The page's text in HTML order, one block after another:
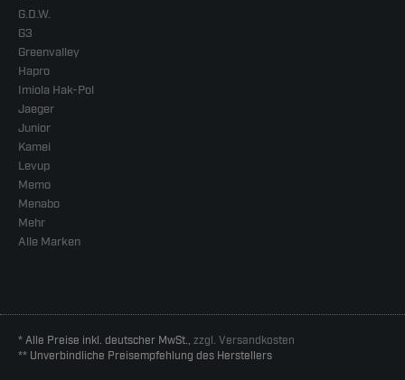
G.D.W.
G3
Greenvalley
Hapro
Imiola Hak-Pol
Jaeger
Junior
Kamei
Levup
Memo
Menabo
Mehr
Alle Marken
* Alle Preise inkl. deutscher MwSt., zzgl. Versandkosten
** Unverbindliche Preisempfehlung des Herstellers